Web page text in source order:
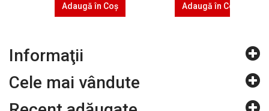
Adaugă în Coş Adaugă în Coş
Informaţii
Cele mai vândute